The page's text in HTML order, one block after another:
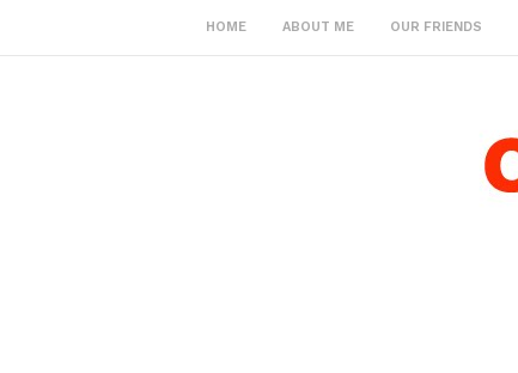
HOME ABOUT ME OUR FRIENDS